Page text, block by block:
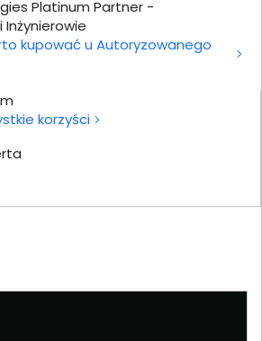
korzyści
Platinum Partner -
kupować u Autoryzowanego